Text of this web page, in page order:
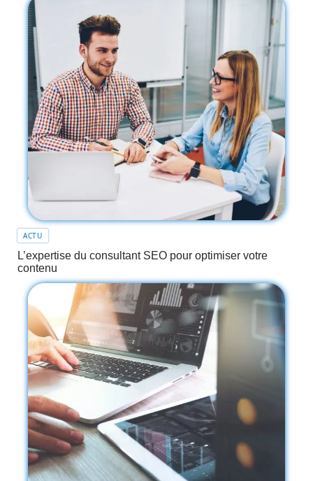
ACTU
L’expertise du consultant SEO pour optimiser votre
contenu